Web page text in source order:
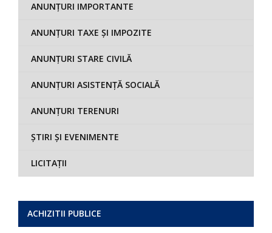
ANUNȚURI IMPORTANTE
ANUNȚURI TAXE ȘI IMPOZITE
ANUNȚURI STARE CIVILĂ
ANUNȚURI ASISTENȚĂ SOCIALĂ
ANUNȚURI TERENURI
ȘTIRI ȘI EVENIMENTE
LICITAȚII
ACHIZITII PUBLICE